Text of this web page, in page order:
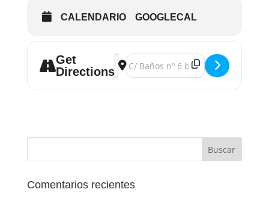
CALENDARIO GOOGLECAL
Get
Directions
Address - Curso de Oratoria Albacete
Destination Address - Curso de
Comentarios recientes